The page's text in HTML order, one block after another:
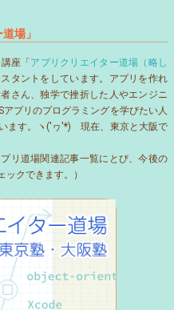
場」
座「アプリクリエイター道場（略し
タントをしています。アプリを作れ
さん、独学で挫折した人やエンジニ
プリのプログラミングを学びたい人
ます。ヽ('ヮ'*)ゝ現在、東京と大阪で
リ道場関連記事一覧にとび、今後の
クできます。）